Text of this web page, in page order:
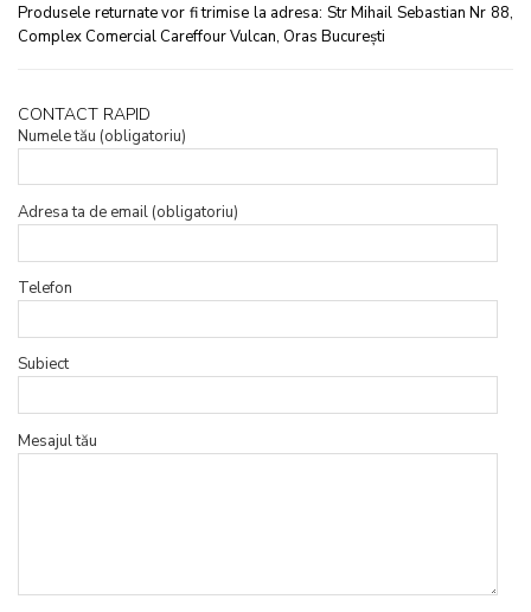
Produsele returnate vor fi trimise la adresa: Str Mihail Sebastian Nr 88,
Complex Comercial Careffour Vulcan, Oras București
CONTACT RAPID
Numele tău (obligatoriu)
Adresa ta de email (obligatoriu)
Telefon
Subiect
Mesajul tău